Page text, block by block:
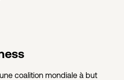
coalition mondiale à but